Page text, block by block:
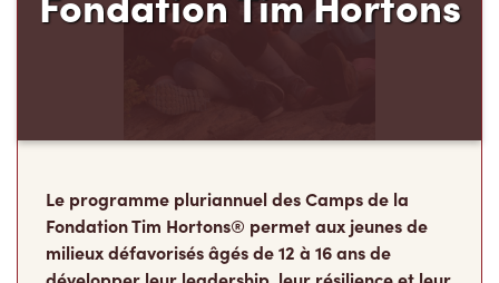
Le programme pluriannuel des Camps de la
milieux défavorisés âgés de 12 à 16 ans de
développer leur leadership, leur résilience et leur
sens des responsabilités, au moment carrefour
de leur vie où ils déterminent ce qu’ils